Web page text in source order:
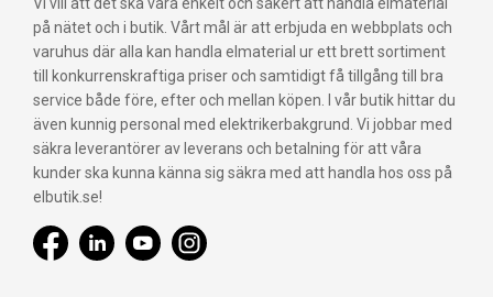
på nätet och i butik. Vårt mål är att erbjuda en webbplats och
varuhus där alla kan handla elmaterial ur ett brett sortiment
till konkurrenskraftiga priser och samtidigt få tillgång till bra
service både före, efter och mellan köpen. I vår butik hittar du
även kunnig personal med elektrikerbakgrund. Vi jobbar med
säkra leverantörer av leverans och betalning för att våra
kunder ska kunna känna sig säkra med att handla hos oss på
elbutik.se!